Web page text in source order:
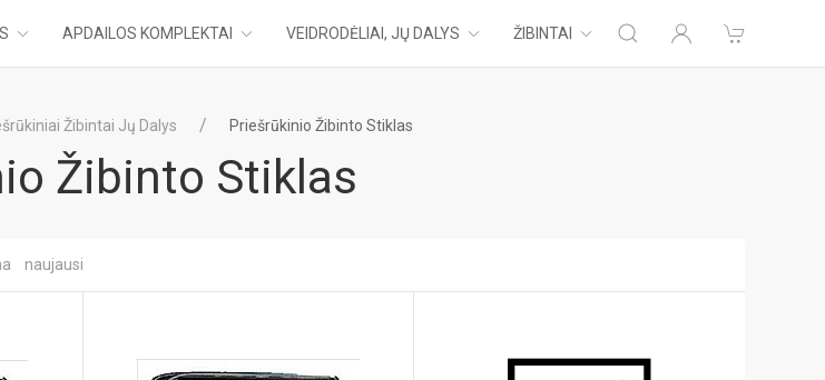
APDAILOS KOMPLEKTAI VEIDRODĖLIAI, JŲ DALYS ŽIBINTAI
Žibintai Jų Dalys Priešrūkinio Žibinto Stiklas
Žibinto Stiklas
naujausi